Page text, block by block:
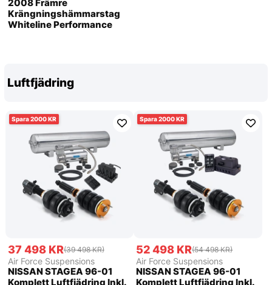
2008 Främre
Krängningshämmarstag
Whiteline Performance
Luftfjädring
2000
37 498 KR(39 498 KR)
Air Force Suspensions
NISSAN STAGEA 96-01
Komplett Luftfjädring Inkl.
2000
52 498 KR(54 498 KR)
Air Force Suspensions
NISSAN STAGEA 96-01
Komplett Luftfjädring Inkl.